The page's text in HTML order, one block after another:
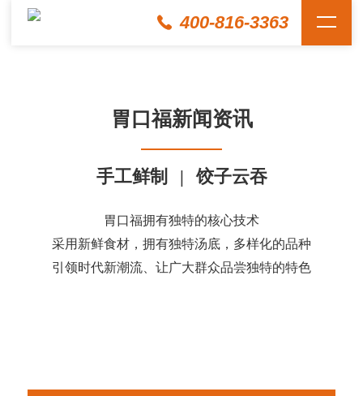
400-816-3363
胃口福新闻资讯
手工鲜制 | 饺子云吞
胃口福拥有独特的核心技术
采用新鲜食材，拥有独特汤底，多样化的品种
引领时代新潮流、让广大群众品尝独特的特色